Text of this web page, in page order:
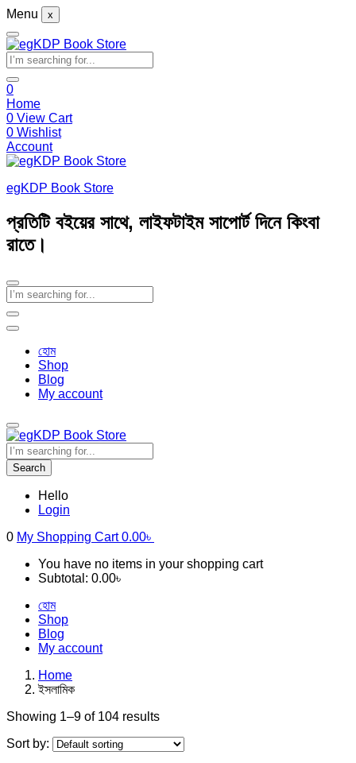
Menu x
0
Home
0 View Cart
0 Wishlist
Account
egKDP Book Store
প্রতিটি বইয়ের সাথে, লাইফটাইম সাপোর্ট দিনে কিংবা
রাতে।
হোম
Shop
Blog
My account
Search
Hello
Login
0 My Shopping Cart0.00৳
You have no items in your shopping cart
Subtotal: 0.00৳
হোম
Shop
Blog
My account
Home
ইসলামিক
Showing 1–9 of 104 results
Sort by: